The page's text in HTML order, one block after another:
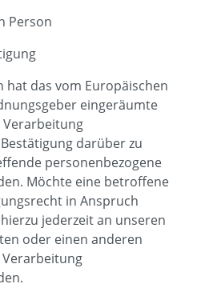
Person
hat das vom Europäischen
eingeräumte
Verarbeitung
darüber zu
personenbezogene
Möchte eine betroffene
in Anspruch
jederzeit an unseren
oder einen anderen